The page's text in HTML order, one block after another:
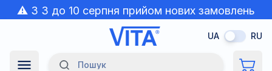
⚠️ З 3 до 10 серпня прийом нових замовлень
призупинено через спеку.
UA RU
Пошук